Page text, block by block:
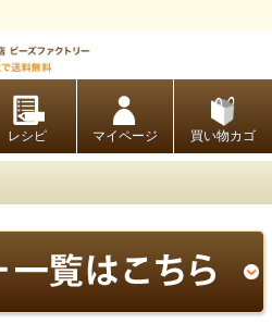
レシピ マイページ 買い物カゴ